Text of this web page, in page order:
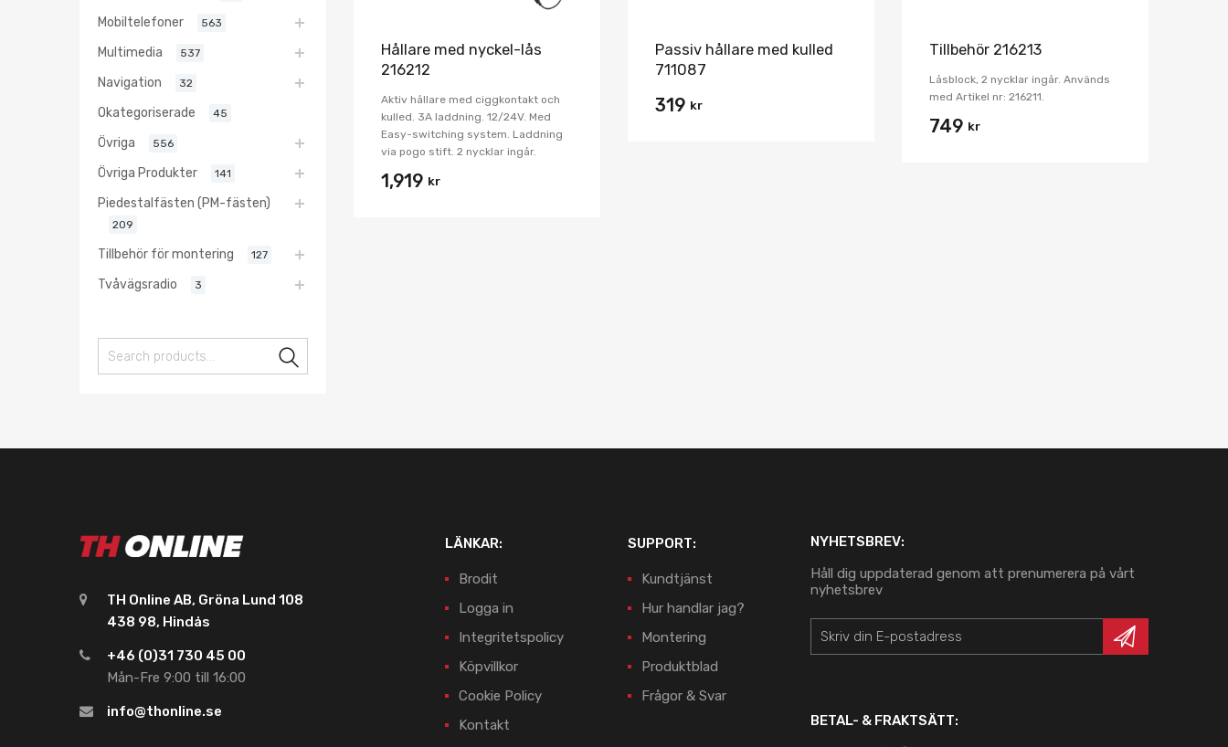
Hållare med nyckel-lås
216212
Aktiv hållare med ciggkontakt och
kulled. 3A laddning. 12/24V. Med
Easy-switching system. Laddning
via pogo stift. 2 nycklar ingår.
1,919 kr
Passiv hållare med kulled
711087
319 kr
Tillbehör 216213
Låsblock, 2 nycklar ingår. Används
med Artikel nr: 216211.
749 kr
Mobiltelefoner 563
Multimedia 537
Navigation 32
Okategoriserade 45
Övriga 556
Övriga Produkter 141
Piedestalfästen (PM-fästen)
209
Tillbehör för montering 127
Tvåvägsradio 3
TH Online AB, Gröna Lund 108
438 98, Hindås
+46 (0)31 730 45 00
Mån-Fre 9:00 till 16:00
info@thonline.se
LÄNKAR:
Brodit
Logga in
Integritetspolicy
Köpvillkor
Cookie Policy
Kontakt
SUPPORT:
Kundtjänst
Hur handlar jag?
Montering
Produktblad
Frågor & Svar
NYHETSBREV:
Håll dig uppdaterad genom att prenumerera på vårt
nyhetsbrev
BETAL- & FRAKTSÄTT: